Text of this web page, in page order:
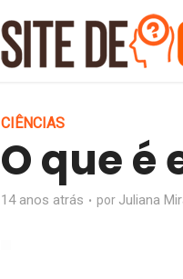
CIÊNCIAS
O que é
14 anos atrás por Juliana